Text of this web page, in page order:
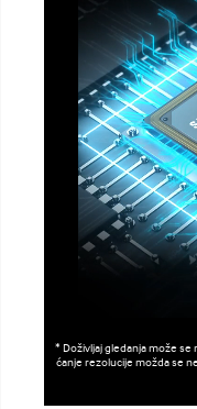
* Doživljaj gledanja može se
ćanje rezolucije možda se